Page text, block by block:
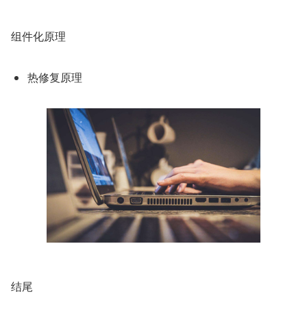
组件化原理
热修复原理
结尾